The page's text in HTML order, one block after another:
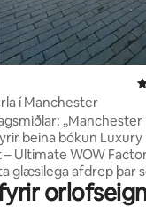
í Manchester
„Manchester
bókun Luxury Private
– Ultimate WOW
glæsilega afdrep þar
er skemmtilegur.
njóttu